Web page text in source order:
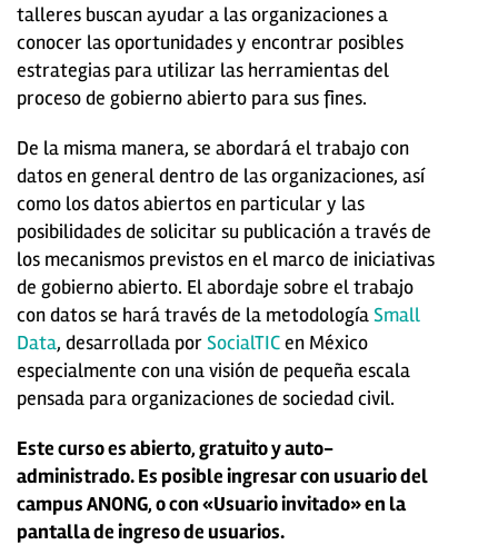
talleres buscan ayudar a las organizaciones a
conocer las oportunidades y encontrar posibles
estrategias para utilizar las herramientas del
proceso de gobierno abierto para sus fines.
De la misma manera, se abordará el trabajo con
datos en general dentro de las organizaciones, así
como los datos abiertos en particular y las
posibilidades de solicitar su publicación a través de
los mecanismos previstos en el marco de iniciativas
de gobierno abierto. El abordaje sobre el trabajo
con datos se hará través de la metodologíaSmall
Data, desarrollada porSocialTICen México
especialmente con una visión de pequeña escala
pensada para organizaciones de sociedad civil.
Este curso es abierto, gratuito y auto-
administrado. Es posible ingresar con usuario del
campus ANONG, o con «Usuario invitado» en la
pantalla de ingreso de usuarios.